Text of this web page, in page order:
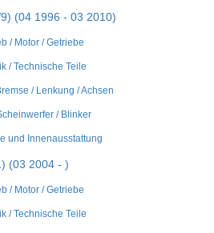
(04 1996 - 03 2010)
/ Motor / Getriebe
/ Technische Teile
/ Lenkung / Achsen
/ Blinker
und Innenausstattung
(03 2004 - )
/ Motor / Getriebe
/ Technische Teile